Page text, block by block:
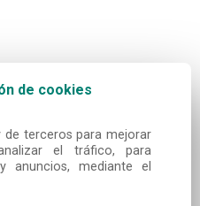
de cookies
de terceros para mejorar
el tráfico, para
anuncios, mediante el